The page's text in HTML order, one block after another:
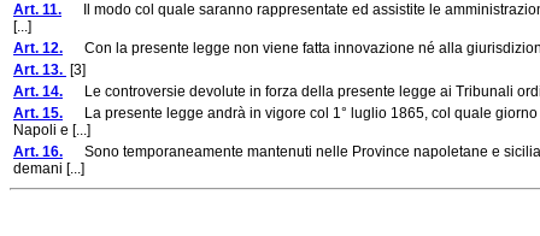
Art. 11. Il modo col quale saranno rappresentate ed assistite le
[...]
Art. 12. Con la presente legge non viene fatta innovazione né alla
Art. 13. [3]
Art. 14. Le controversie devolute in forza della presente legge ai Tribunali
Art. 15. La presente legge andrà in vigore col 1° luglio 1865, col quale
Napoli e [...]
Art. 16. Sono temporaneamente mantenuti nelle Province napoletane e
demani [...]